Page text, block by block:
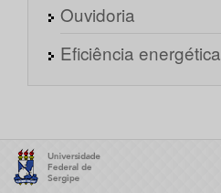
Ouvidoria
Eficiência energética